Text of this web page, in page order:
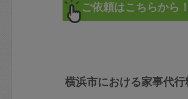
横浜市における家事代行